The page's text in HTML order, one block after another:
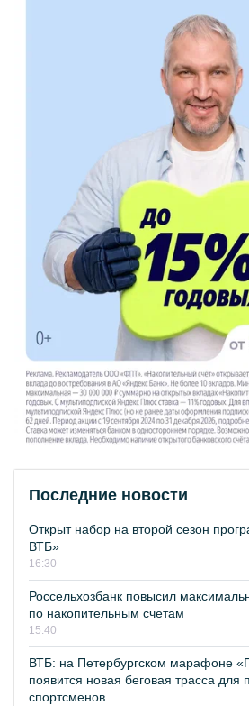
Последние новости
Открыт набор на второй сезон
ВТБ»
16:30
Россельхозбанк повысил
по накопительным счетам
15:40
ВТБ: на Петербургском марафоне
появится новая беговая трасса
спортсменов